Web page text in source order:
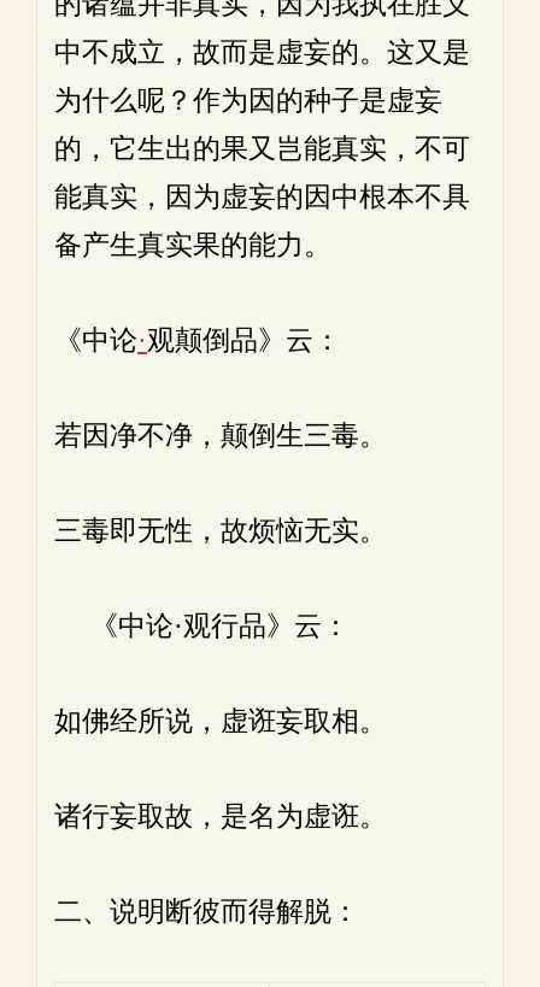
中不成立，故而是虚妄的。这又是
为什么呢？作为因的种子是虚妄
的，它生出的果又岂能真实，不可
能真实，因为虚妄的因中根本不具
备产生真实果的能力。
《中论·观颠倒品》云：
若因净不净，颠倒生三毒。
三毒即无性，故烦恼无实。
《中论·观行品》云：
如佛经所说，虚诳妄取相。
诸行妄取故，是名为虚诳。
二、说明断彼而得解脱：